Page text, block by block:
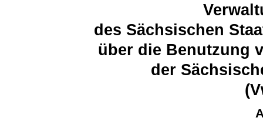
des Sächsischen
über die Benutzung
der